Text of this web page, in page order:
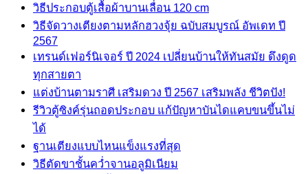
วิธีประกอบตู้เสื้อผ้าบานเลื่อน 120 cm
วิธีจัดวางเตียงตามหลักฮวงจุ้ย ฉบับสมบูรณ์ อัพเดท ปี
2567
เทรนด์เฟอร์นิเจอร์ ปี 2024 เปลี่ยนบ้านให้ทันสมัย ดึงดูด
ทุกสายตา
แต่งบ้านตามราศี เสริมดวง ปี 2567 เสริมพลัง ชีวิตปัง!
รีวิวตู้ซิงค์รุ่นถอดประกอบ แก้ปัญหาบันไดแคบขนขึ้นไม่
ได้
ฐานเตียงแบบไหนแข็งแรงที่สุด
วิธีตัดขาชั้นคว่ำจานอลูมิเนียม